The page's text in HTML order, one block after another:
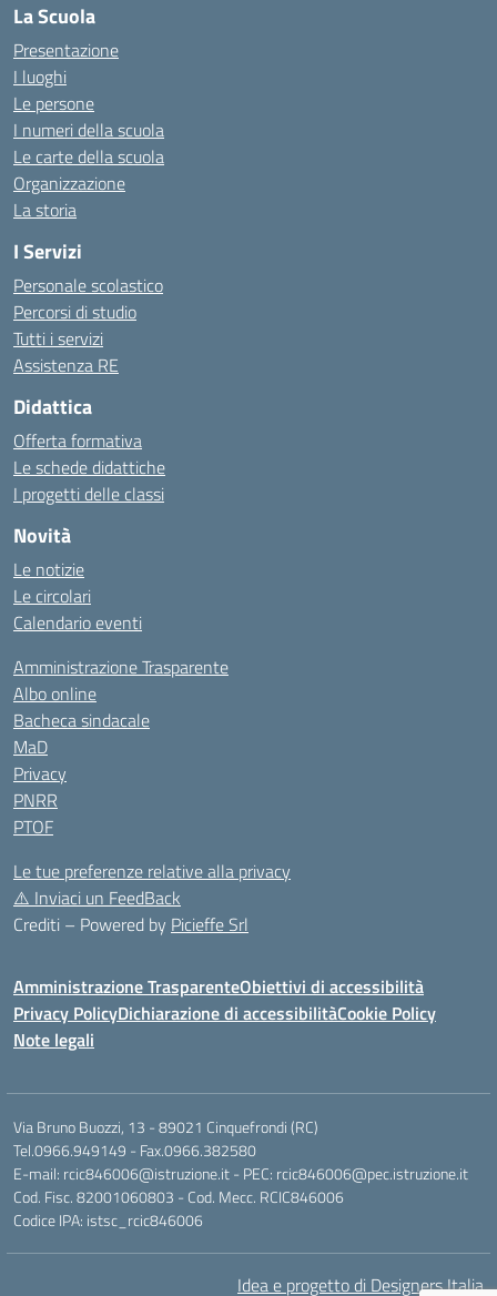
La Scuola
Presentazione
I luoghi
Le persone
I numeri della scuola
Le carte della scuola
Organizzazione
La storia
I Servizi
Personale scolastico
Percorsi di studio
Tutti i servizi
Assistenza RE
Didattica
Offerta formativa
Le schede didattiche
I progetti delle classi
Novità
Le notizie
Le circolari
Calendario eventi
Amministrazione Trasparente
Albo online
Bacheca sindacale
MaD
Privacy
PNRR
PTOF
Le tue preferenze relative alla privacy
⚠️ Inviaci un FeedBack
Crediti – Powered by Picieffe Srl
Amministrazione TrasparenteObiettivi di accessibilità
Privacy PolicyDichiarazione di accessibilitàCookie Policy
Note legali
Via Bruno Buozzi, 13 - 89021 Cinquefrondi (RC)
Tel.0966.949149 - Fax.0966.382580
E-mail: rcic846006@istruzione.it - PEC: rcic846006@pec.istruzione.it
Cod. Fisc. 82001060803 - Cod. Mecc. RCIC846006
Codice IPA: istsc_rcic846006
Idea e progetto di Designers Italia